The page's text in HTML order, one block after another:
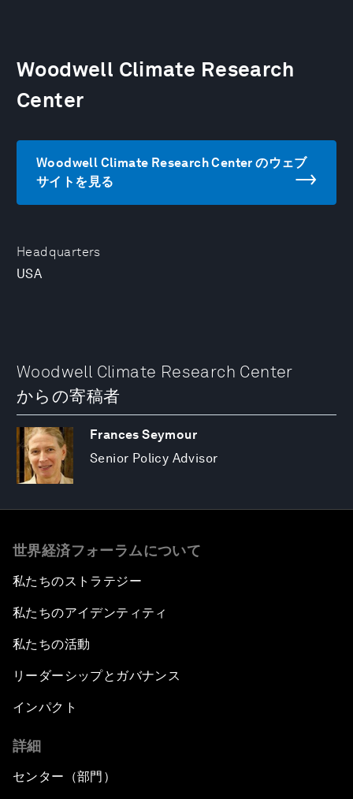
Headquarters
USA
Woodwell Climate Research
Center
Woodwell Climate Research Center のウェブ
サイトを見る
Woodwell Climate Research Center
からの寄稿者
Frances Seymour
Senior Policy Advisor
世界経済フォーラムについて
私たちのストラテジー
私たちのアイデンティティ
私たちの活動
リーダーシップとガバナンス
インパクト
詳細
センター（部門）